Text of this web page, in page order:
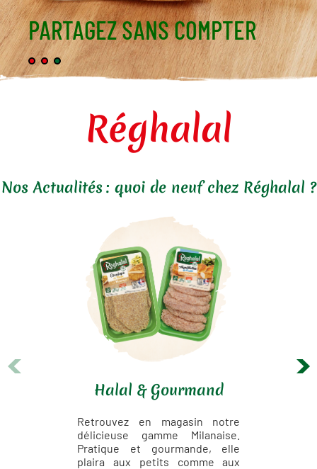
PARTAGEZ SANS COMPTER
Réghalal
Nos Actualités : quoi de neuf chez Réghalal ?
Halal & Gourmand
Retrouvez en magasin notre
délicieuse gamme Milanaise.
Pratique et gourmande, elle
plaira aux petits comme aux